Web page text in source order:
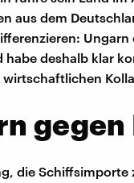
aus dem
habe deshalb klar
wirtschaftlichen
die